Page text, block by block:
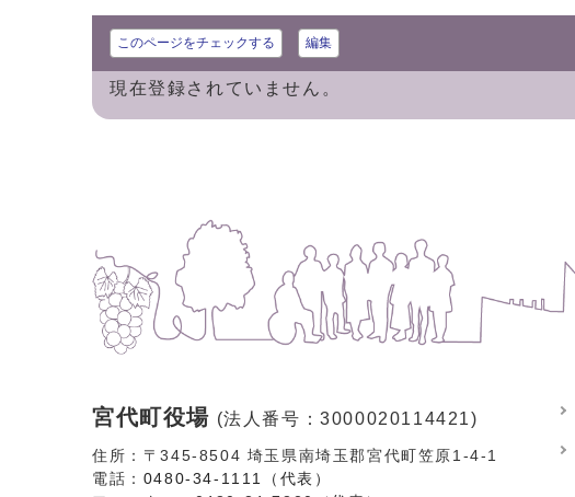
このページをチェックする 編集
現在登録されていません。
宮代町役場 (法人番号：3000020114421)
住所：〒345-8504 埼玉県南埼玉郡宮代町笠原1-4-1
電話： 0480-34-1111（代表）